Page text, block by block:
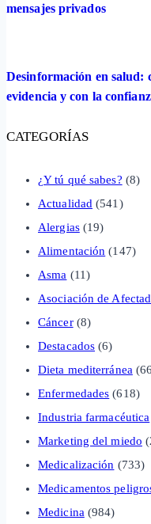
mensajes privados
Desinformación en salud:
evidencia y con la
CATEGORÍAS
¿Y tú qué sabes? (8)
Actualidad (541)
Alergias(19)
Alimentación (147)
Asma (11)
Asociación de
Cáncer(8)
Destacados (6)
Dieta mediterránea
Enfermedades (618)
Industria farmacéutica
Marketing del miedo
Medicalización (733)
Medicamentos
Medicina (984)